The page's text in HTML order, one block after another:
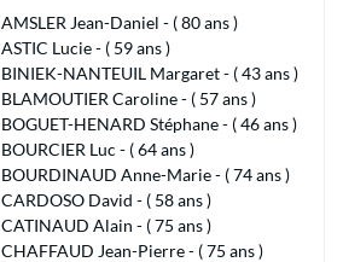
AMSLER Jean-Daniel - ( 80 ans )
ASTIC Lucie - ( 59 ans )
BINIEK-NANTEUIL Margaret - ( 43 ans )
BLAMOUTIER Caroline - ( 57 ans )
BOGUET-HENARD Stéphane - ( 46 ans )
BOURCIER Luc - ( 64 ans )
BOURDINAUD Anne-Marie - ( 74 ans )
CARDOSO David - ( 58 ans )
CATINAUD Alain - ( 75 ans )
CHAFFAUD Jean-Pierre - ( 75 ans )